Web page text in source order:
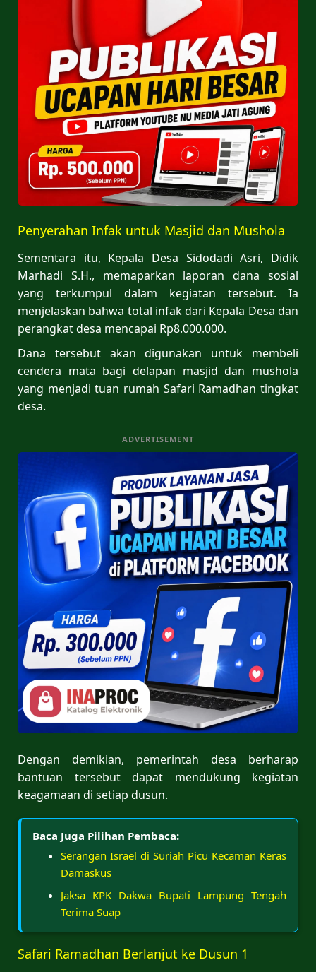
Penyerahan Infak untuk Masjid dan Mushola
Sementara itu, Kepala Desa Sidodadi Asri, Didik
Marhadi S.H., memaparkan laporan dana sosial
yang terkumpul dalam kegiatan tersebut. Ia
menjelaskan bahwa total infak dari Kepala Desa dan
perangkat desa mencapai Rp8.000.000.
Dana tersebut akan digunakan untuk membeli
cendera mata bagi delapan masjid dan mushola
yang menjadi tuan rumah Safari Ramadhan tingkat
desa.
ADVERTISEMENT
Dengan demikian, pemerintah desa berharap
bantuan tersebut dapat mendukung kegiatan
keagamaan di setiap dusun.
Baca Juga Pilihan Pembaca:
Serangan Israel di Suriah Picu Kecaman Keras
Damaskus
Jaksa KPK Dakwa Bupati Lampung Tengah
Terima Suap
Safari Ramadhan Berlanjut ke Dusun 1